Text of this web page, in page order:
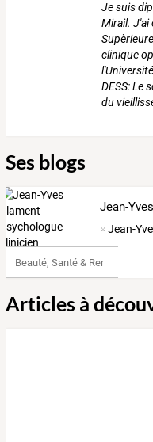
Je suis
Mirail. J'ai
clinique
DESS: Le
du
Ses blogs
Jean-
Beauté, Santé & Remise en
Articles à